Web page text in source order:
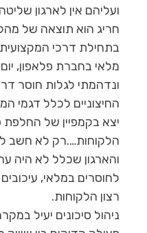
ועליהם אין לארגון
חריג הוא תוצאה של
בתחילת דרכי
מלאי בחברת פלאפון,
ונדהמתי לגלות חוסר
החיצוניים לכלל דגמי
יצא בקמפיין של
הלקוחות….רק לא חשב
והארגון שכלל לא היה
לחוסרים במלאי,
רצון הלקוחות.
ניהול סיכונים יעיל